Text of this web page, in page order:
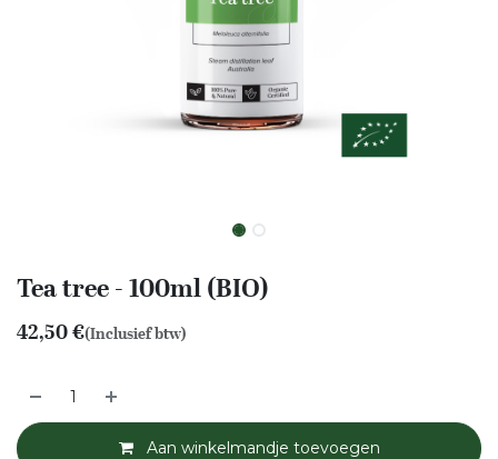
Tea tree - 100ml (BIO)
42,50€(Inclusief btw)
Aan winkelmandje toevoegen